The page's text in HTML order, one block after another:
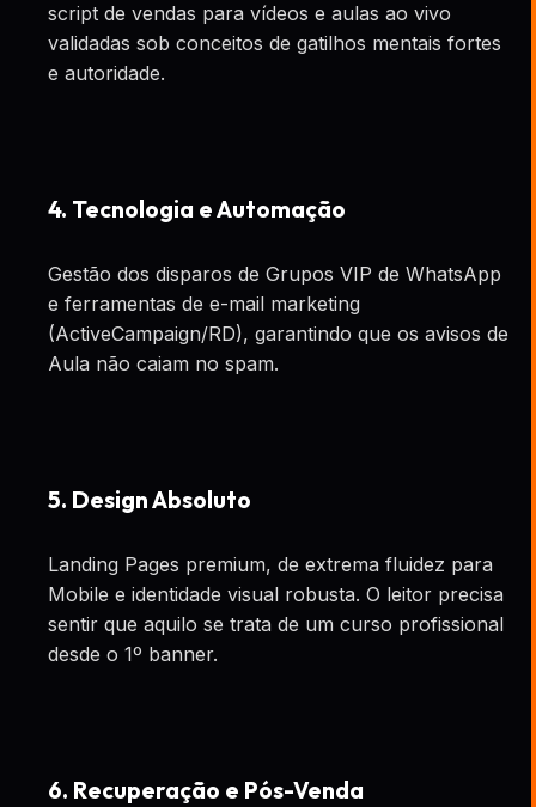
script de vendas para vídeos e aulas ao vivo
validadas sob conceitos de gatilhos mentais fortes
e autoridade.
4. Tecnologia e Automação
Gestão dos disparos de Grupos VIP de WhatsApp
e ferramentas de e-mail marketing
(ActiveCampaign/RD), garantindo que os avisos de
Aula não caiam no spam.
5. Design Absoluto
Landing Pages premium, de extrema fluidez para
Mobile e identidade visual robusta. O leitor precisa
sentir que aquilo se trata de um curso profissional
desde o 1º banner.
6. Recuperação e Pós-Venda